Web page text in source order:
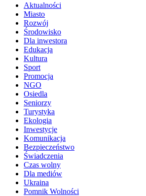
Aktualności
Miasto
Rozwój
Środowisko
Dla inwestora
Edukacja
Kultura
Sport
Promocja
NGO
Osiedla
Seniorzy
Turystyka
Ekologia
Inwestycje
Komunikacja
Bezpieczeństwo
Świadczenia
Czas wolny
Dla mediów
Ukraina
Pomnik Wolności